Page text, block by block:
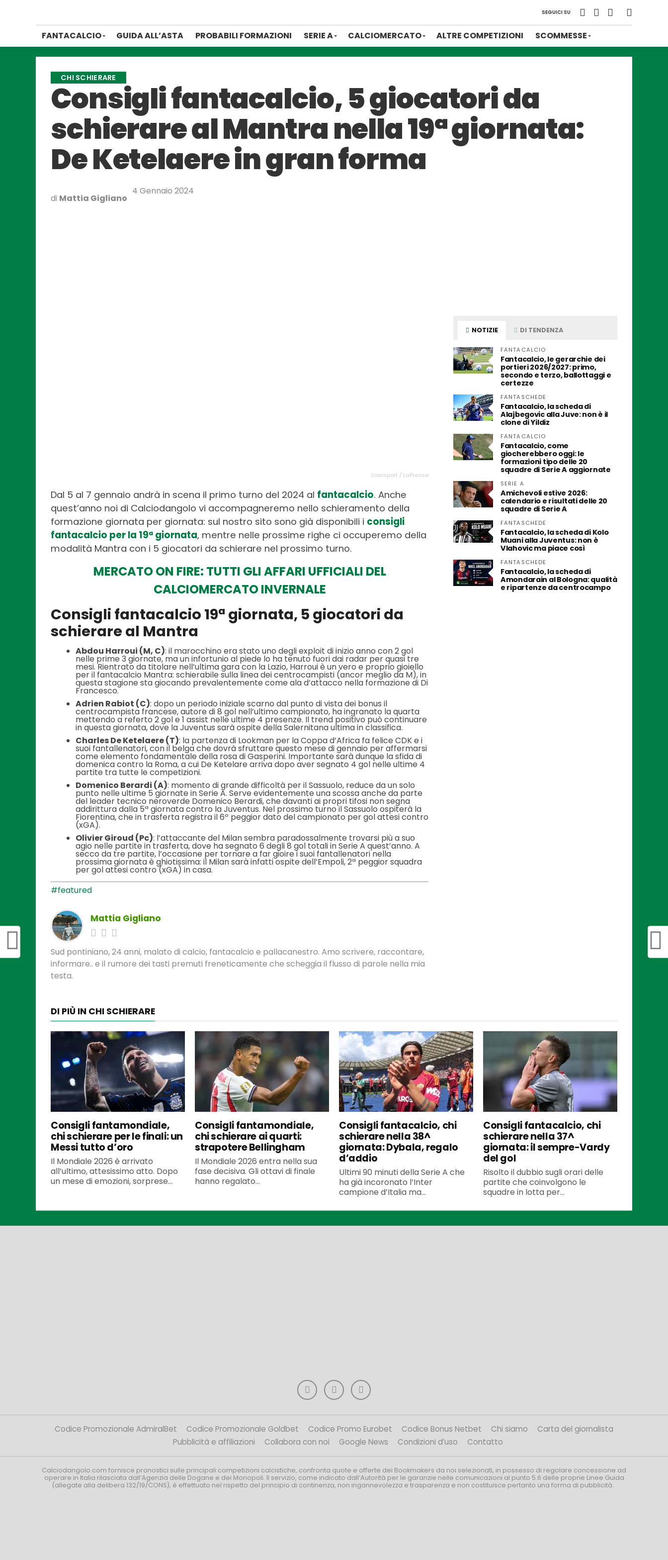
SEGUICI SU
FANTACALCIO GUIDA ALL’ASTA PROBABILI FORMAZIONI SERIE A CALCIOMERCATO ALTRE COMPETIZIONI SCOMMESSE
CHI SCHIERARE
Consigli fantacalcio, 5 giocatori da
schierare al Mantra nella 19ª giornata:
De Ketelaere in gran forma
di Mattia Gigliano
4 Gennaio 2024
Iconsport / LaPresse
Dal 5 al 7 gennaio andrà in scena il primo turno del 2024 al fantacalcio. Anche
quest’anno noi di Calciodangolo vi accompagneremo nello schieramento della
formazione giornata per giornata: sul nostro sito sono già disponibili i consigli
fantacalcio per la 19ª giornata, mentre nelle prossime righe ci occuperemo della
modalità Mantra con i 5 giocatori da schierare nel prossimo turno.
MERCATO ON FIRE: TUTTI GLI AFFARI UFFICIALI DEL
CALCIOMERCATO INVERNALE
Consigli fantacalcio 19ª giornata, 5 giocatori da
schierare al Mantra
Abdou Harroui (M, C): il marocchino era stato uno degli exploit di inizio anno con 2 gol
nelle prime 3 giornate, ma un infortunio al piede lo ha tenuto fuori dai radar per quasi tre
mesi. Rientrato da titolare nell’ultima gara con la Lazio, Harroui è un vero e proprio gioiello
per il fantacalcio Mantra: schierabile sulla linea dei centrocampisti (ancor meglio da M), in
questa stagione sta giocando prevalentemente come ala d’attacco nella formazione di Di
Francesco.
Adrien Rabiot (C): dopo un periodo iniziale scarno dal punto di vista dei bonus il
centrocampista francese, autore di 8 gol nell’ultimo campionato, ha ingranato la quarta
mettendo a referto 2 gol e 1 assist nelle ultime 4 presenze. Il trend positivo può continuare
in questa giornata, dove la Juventus sarà ospite della Salernitana ultima in classifica.
Charles De Ketelaere (T): la partenza di Lookman per la Coppa d’Africa fa felice CDK e i
suoi fantallenatori, con il belga che dovrà sfruttare questo mese di gennaio per affermarsi
come elemento fondamentale della rosa di Gasperini. Importante sarà dunque la sfida di
domenica contro la Roma, a cui De Ketelare arriva dopo aver segnato 4 gol nelle ultime 4
partite tra tutte le competizioni.
Domenico Berardi (A): momento di grande difficoltà per il Sassuolo, reduce da un solo
punto nelle ultime 5 giornate in Serie A. Serve evidentemente una scossa anche da parte
del leader tecnico neroverde Domenico Berardi, che davanti ai propri tifosi non segna
addirittura dalla 5ª giornata contro la Juventus. Nel prossimo turno il Sassuolo ospiterà la
Fiorentina, che in trasferta registra il 6º peggior dato del campionato per gol attesi contro
(xGA).
Olivier Giroud (Pc): l’attaccante del Milan sembra paradossalmente trovarsi più a suo
agio nelle partite in trasferta, dove ha segnato 6 degli 8 gol totali in Serie A quest’anno. A
secco da tre partite, l’occasione per tornare a far gioire i suoi fantallenatori nella
prossima giornata è ghiotissima: il Milan sarà infatti ospite dell’Empoli, 2ª peggior squadra
per gol attesi contro (xGA) in casa.
#featured
Mattia Gigliano
Sud pontiniano, 24 anni, malato di calcio, fantacalcio e pallacanestro. Amo scrivere, raccontare,
informare.. e il rumore dei tasti premuti freneticamente che scheggia il flusso di parole nella mia
testa.
NOTIZIE DI TENDENZA
FANTACALCIO
Fantacalcio, le gerarchie dei
portieri 2026/2027: primo,
secondo e terzo, ballottaggi e
certezze
FANTASCHEDE
Fantacalcio, la scheda di
Alajbegovic alla Juve: non è il
clone di Yildiz
FANTACALCIO
Fantacalcio, come
giocherebbero oggi: le
formazioni tipo delle 20
squadre di Serie A aggiornate
SERIE A
Amichevoli estive 2026:
calendario e risultati delle 20
squadre di Serie A
FANTASCHEDE
Fantacalcio, la scheda di Kolo
Muani alla Juventus: non è
Vlahovic ma piace così
FANTASCHEDE
Fantacalcio, la scheda di
Amondarain al Bologna: qualità
e ripartenze da centrocampo
DI PIÙ IN CHI SCHIERARE
Consigli fantamondiale,
chi schierare per le finali: un
Messi tutto d’oro
Il Mondiale 2026 è arrivato
all’ultimo, attesissimo atto. Dopo
un mese di emozioni, sorprese...
Consigli fantamondiale,
chi schierare ai quarti:
strapotere Bellingham
Il Mondiale 2026 entra nella sua
fase decisiva. Gli ottavi di finale
hanno regalato...
Consigli fantacalcio, chi
schierare nella 38^
giornata: Dybala, regalo
d’addio
Ultimi 90 minuti della Serie A che
ha già incoronato l’Inter
campione d’Italia ma...
Consigli fantacalcio, chi
schierare nella 37^
giornata: il sempre-Vardy
del gol
Risolto il dubbio sugli orari delle
partite che coinvolgono le
squadre in lotta per...
Codice Promozionale AdmiralBet Codice Promozionale Goldbet Codice Promo Eurobet Codice Bonus Netbet Chi siamo
Carta del giornalista
Pubblicità e affiliazioni
Collabora con noi Google News Condizioni d’uso Contatto
Calciodangolo.com fornisce pronostici sulle principali competizioni calcistiche, confronta quote e offerte dei Bookmakers da noi selezionati, in possesso di regolare concessione ad
operare in Italia rilasciata dall’Agenzia delle Dogane e dei Monopoli. Il servizio, come indicato dall’Autorità per le garanzie nelle comunicazioni al punto 5.6 delle proprie Linee Guida
(allegate alla delibera 132/19/CONS), è effettuato nel rispetto del principio di continenza, non ingannevolezza e trasparenza e non costituisce pertanto una forma di pubblicità.